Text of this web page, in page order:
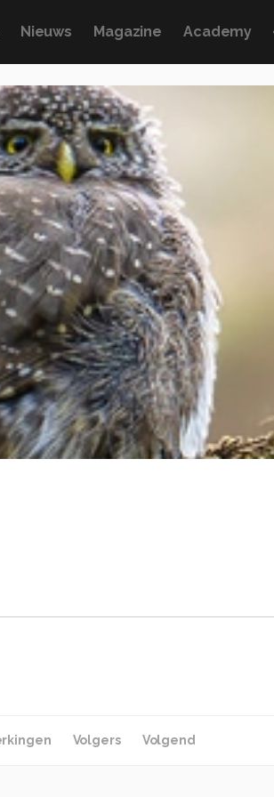
Nieuws Magazine Academy
Volgers Volgend